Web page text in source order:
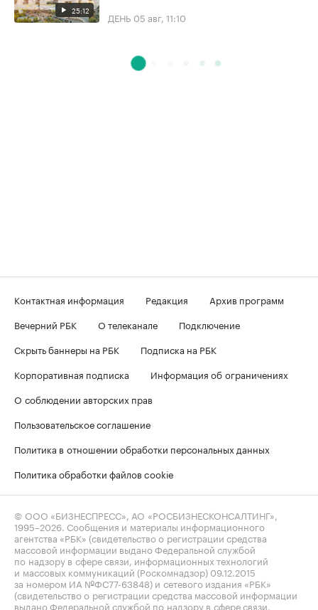
25:12 ДЕНЬ 05 авг, 11:10
Контактная информация Редакция
Архив программ
Вечерний РБК
О телеканале
Подключение
Скрыть баннеры на РБК
Подписка на РБК
Корпоративная подписка
Информация об ограничениях
О соблюдении авторских прав
Пользовательское соглашение
Политика в отношении обработки персональных данных
Политика обработки файлов cookie
© ООО «БИЗНЕСПРЕСС», АО «РОСБИЗНЕСКОНСАЛТИНГ»,
1995–2026 . Сообщения и материалы информационного
агентства «РБК» (свидетельство о регистрации средства
массовой информации выдано Федеральной службой
по надзору в сфере связи, информационных технологий
и массовых коммуникаций (Роскомнадзор) 09.12.2015
за номером ИА №ФС77-63848) и сетевого издания «РБК»
(свидетельство о регистрации средства массовой информации
выдано Федеральной службой по надзору в сфере связи,